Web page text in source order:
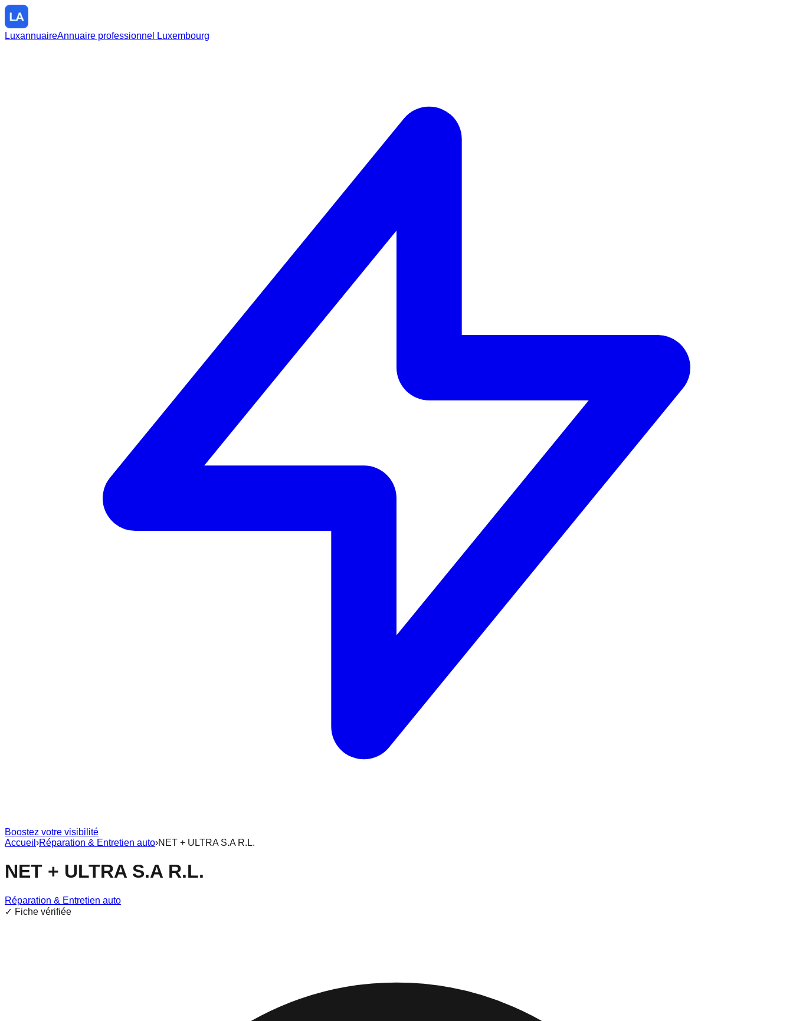
LuxannuaireAnnuaire professionnel Luxembourg
Boostez votre visibilité
Accueil ›Réparation & Entretien auto›NET + ULTRA S.A R.L.
NET + ULTRA S.A R.L.
Réparation & Entretien auto
✓ Fiche vérifiée